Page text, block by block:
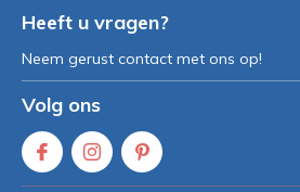
Heeft u vragen?
Neem gerust contact met ons op!
Volg ons